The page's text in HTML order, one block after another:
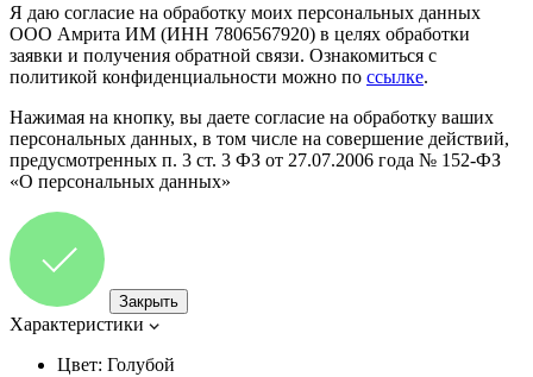
Я даю согласие на обработку моих персональных данных
ООО Амрита ИМ (ИНН 7806567920) в целях обработки
заявки и получения обратной связи. Ознакомиться с
политикой конфиденциальности можно по ссылке.
Нажимая на кнопку, вы даете согласие на обработку ваших
персональных данных, в том числе на совершение действий,
предусмотренных п. 3 ст. 3 ФЗ от 27.07.2006 года № 152-ФЗ
«О персональных данных»
Закрыть
Характеристики
Цвет: Голубой